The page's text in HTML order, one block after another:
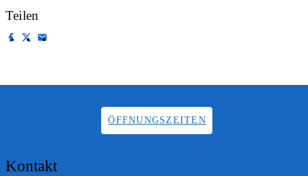
Teilen
ÖFFNUNGSZEITEN
Kontakt